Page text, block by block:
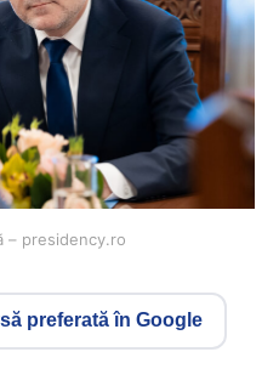
– presidency.ro
preferată în Google